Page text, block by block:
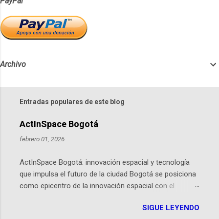
Archivo
Entradas populares de este blog
ActInSpace Bogotá
febrero 01, 2026
ActInSpace Bogotá: innovación espacial y tecnología
que impulsa el futuro de la ciudad Bogotá se posiciona
como epicentro de la innovación espacial con el
hackathon global que convierte tecnologías de la
SIGUE LEYENDO